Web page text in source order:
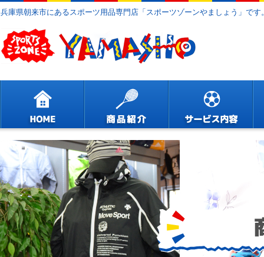
兵庫県朝来市にあるスポーツ用品専門店「スポーツゾーンやましょう」です